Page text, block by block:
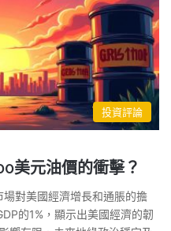
投資評論
美元油價的衝擊？
對美國經濟增長和通脹的擔
的1%，顯示出美國經濟的韌